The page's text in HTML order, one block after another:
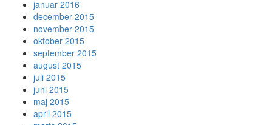
januar 2016
december 2015
november 2015
oktober 2015
september 2015
august 2015
juli 2015
juni 2015
maj 2015
april 2015